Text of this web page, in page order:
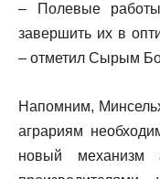
– Полевые
завершить их в
– отметил Сырым
Напомним,
аграриям
новый механизм